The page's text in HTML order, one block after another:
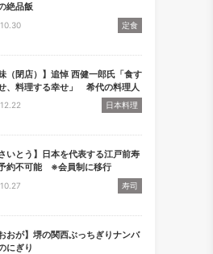
絶品飯
定食
味（閉店）】追悼 西健一郎氏「食す
、料理する幸せ」 希代の料理人
日本料理
さいとう】日本を代表する江戸前寿
約不可能 ※会員制に移行
寿司
おおが】堺の関西ぶっちぎりナンバ
にぎり